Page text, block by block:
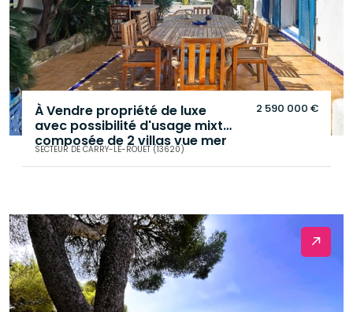
À Vendre propriété de luxe
avec possibilité d'usage mixte
composée de 2 villas vue mer
de 322 M² sur 1250 M² de
terrain , piscine ,parking.
SECTEUR DE CARRY-LE-ROUET (13620)
2 590 000 €